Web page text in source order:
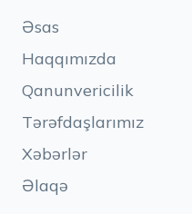
Əsas
Haqqımızda
Qanunvericilik
Tərəfdaşlarımız
Xəbərlər
Əlaqə